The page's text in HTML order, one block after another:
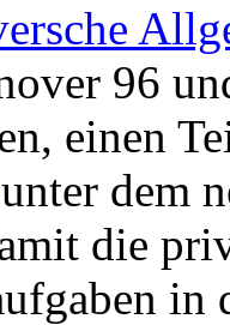
96
einen
unter dem
die
in